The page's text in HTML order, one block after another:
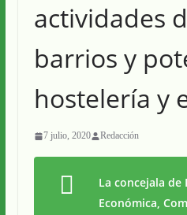
actividades
barrios y
hostelería y
7 julio, 2020 Redacción
La concejala de
Económica,